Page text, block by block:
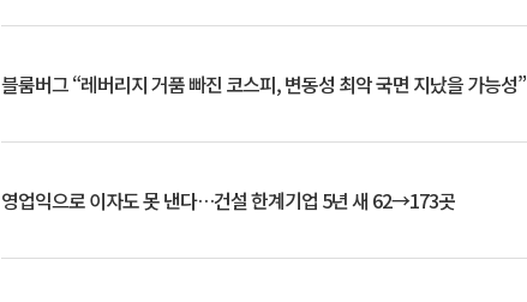
블룸버그 “레버리지 거품 빠진 코스피, 변동성 최악 국면 지났을 가능성”
영업익으로 이자도 못 낸다…건설 한계기업 5년 새 62→173곳